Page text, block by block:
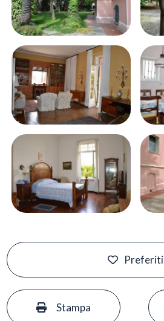
Preferiti
Stampa